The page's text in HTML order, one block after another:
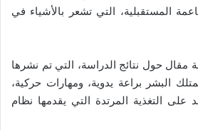
المستقبلية، التي تشعر بالأشياء في
مقال حول نتائج الدراسة، التي تم نشرها
البشر براعة يدوية، ومهارات حركية،
على التغذية المرتدة التي يقدمها نظام